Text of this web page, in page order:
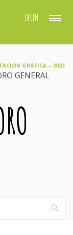
LOGIN
GRÁFICA – 2023
GENERAL